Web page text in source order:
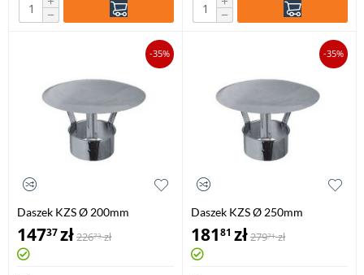
− −
-35%
Daszek KZS Ø 200mm
gr.0,8mm
14737zł22673 zł
-35%
Daszek KZS Ø 250mm
gr.0,8mm
18181 zł27971 zł